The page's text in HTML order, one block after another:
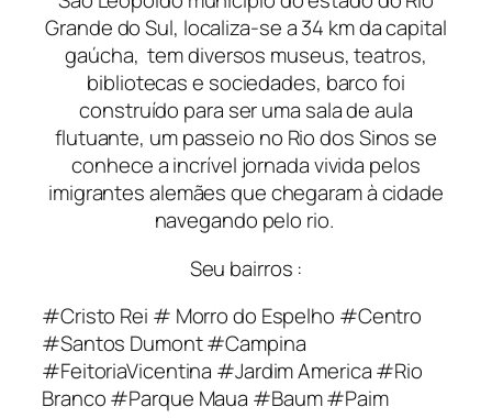
Grande do Sul, localiza-se a 34 km da capital
gaúcha, tem diversos museus, teatros,
bibliotecas e sociedades, barco foi
construído para ser uma sala de aula
flutuante, umpasseio no Rio dos Sinos se
conhece a incrível jornada vivida pelos
imigrantes alemães que chegaram à cidade
navegando pelo rio.
Seu bairros :
#Cristo Rei # Morro do Espelho #Centro
#Santos Dumont #Campina
#FeitoriaVicentina #Jardim America #Rio
Branco #Parque Maua #Baum #Paim